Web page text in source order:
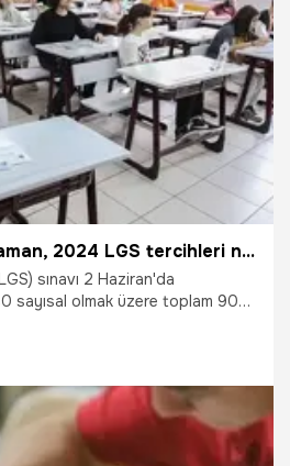
LGS tercihleri ne zaman, 2024 LGS tercihleri ne kadar sürecek? LGS sonuçları açıklandıktan sonra LGS tercihleri 2024 kaç gün sürer?
sınavı 2 Haziran'da
sayısal olmak üzere toplam 90
sonuçlarının açıklanmasından
Peki, LGS tercihleri ne zaman,
sürecek? Sonuçlar
tercihleri 2024 kaç gün sürer?